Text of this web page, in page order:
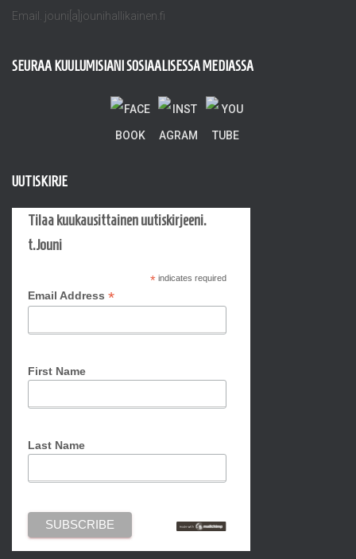
Email. jouni[a]jounihallikainen.fi
SEURAA KUULUMISIANI SOSIAALISESSA MEDIASSA
UUTISKIRJE
Tilaa kuukausittainen uutiskirjeeni.
t.Jouni
*indicates required
Email Address *
First Name
Last Name